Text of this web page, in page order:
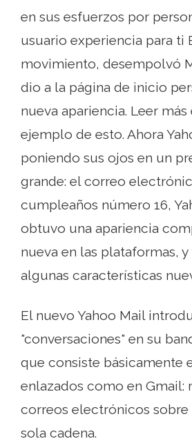
en sus esfuerzos por
usuario experiencia para ti
movimiento, desempolvó
dio a la página de inicio
nueva apariencia. Leer más
ejemplo de esto. Ahora
poniendo sus ojos en un
grande: el correo
cumpleaños número 16,
obtuvo una apariencia
nueva en las plataformas,
algunas características
El nuevo Yahoo Mail
"conversaciones" en su
que consiste básicamente
enlazados como en Gmail:
correos electrónicos sobre
sola cadena.